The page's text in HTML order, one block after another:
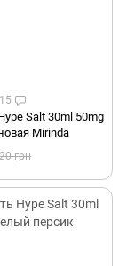
15
Salt 30ml 50mg
Mirinda
грн